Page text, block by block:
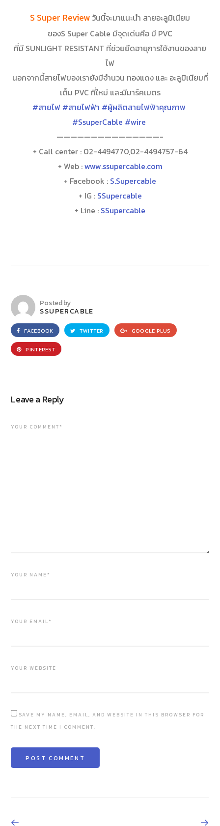
S Super Review วันนี้จะมาแนะนำ สายอะลูมิเนียม
ของS Super Cable มีจุดเด่นคือ มี PVC
ที่มี SUNLIGHT RESISTANT ที่ช่วยยืดอายุการใช้งานของสาย
ไฟ
นอกจากนี้สายไฟของเรายังมีจำนวน ทองแดง และ อะลูมิเนียมที่
เต็ม PVC ที่ใหม่ และมีมาร์คเมตร
#สายไฟ #สายไฟฟ้า #ผู้ผลิตสายไฟฟ้าคุณภาพ
#SsuperCable #wire
———————————————-
+ Call center : 02-4494770,02-4494757-64
+ Web :www.ssupercable.com
+ Facebook : S.Supercable
+ IG : SSupercable
+ Line : SSupercable
Posted by
SSUPERCABLE
FACEBOOK TWITTER GOOGLE PLUS
PINTEREST
Leave a Reply
YOUR COMMENT*
YOUR NAME*
YOUR EMAIL*
YOUR WEBSITE
SAVE MY NAME, EMAIL, AND WEBSITE IN THIS BROWSER FOR
THE NEXT TIME I COMMENT.